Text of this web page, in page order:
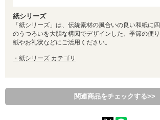
紙シリーズ
「紙シリーズ」は、伝統素材の風合いの良い和紙に
のうつろいを大胆な構図でデザインした、季節の便
紙やお礼状などにご活用ください。
・紙シリーズ カテゴリ
関連商品をチェックする>>